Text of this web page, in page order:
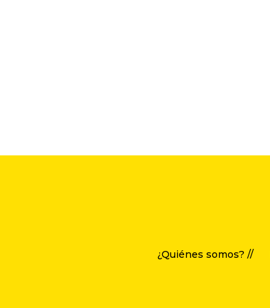
¿Quiénes somos? //